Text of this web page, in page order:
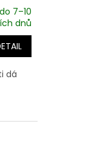
7–10
dnů
dá